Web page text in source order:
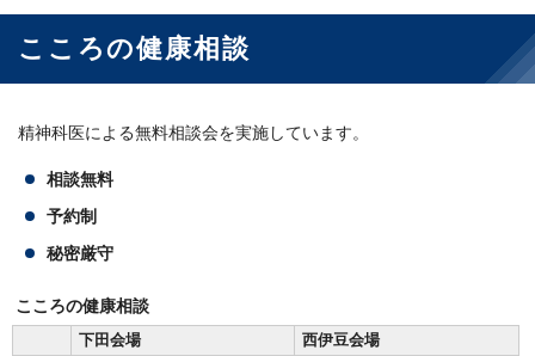
こころの健康相談
精神科医による無料相談会を実施しています。
相談無料
予約制
秘密厳守
こころの健康相談
下田会場
西伊豆会場